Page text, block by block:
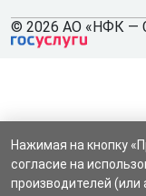
© 2026 АО «НФК —
Нажимая на кнопку
согласие на
производителей (или